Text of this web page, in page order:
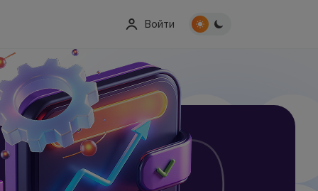
Войти